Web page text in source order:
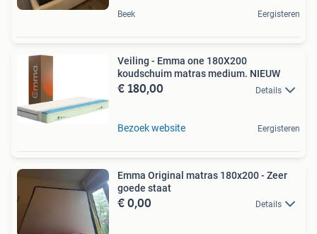
Beek Eergisteren
Veiling - Emma one 180X200
koudschuim matras medium. NIEUW
€ 180,00 Details
Bezoek website Eergisteren
Emma Original matras 180x200 - Zeer
goede staat
€ 0,00 Details